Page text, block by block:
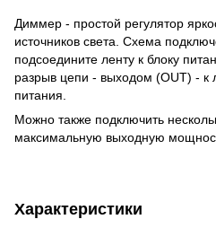
Диммер - простой регулятор
источников света. Схема
подсоедините ленту к блоку
разрыв цепи - выходом (OUT) - к
питания.
Можно также подключить
максимальную выходную
Характеристики